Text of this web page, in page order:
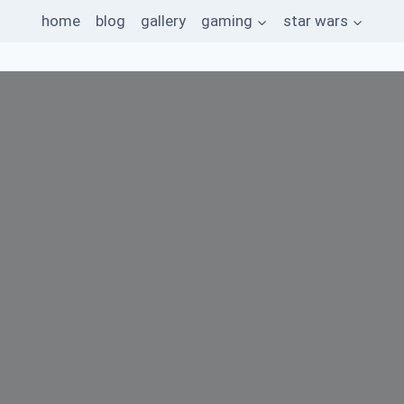
home blog gallery gaming star wars